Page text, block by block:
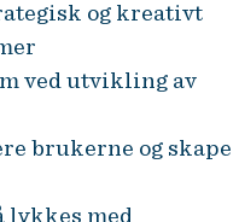
og kreativt
ved utvikling av
brukerne og skape
lykkes med